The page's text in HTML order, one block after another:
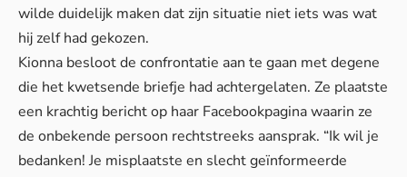
wilde duidelijk maken dat zijn situatie niet iets was wat
hij zelf had gekozen.
Kionna besloot de confrontatie aan te gaan met degene
die het kwetsende briefje had achtergelaten. Ze plaatste
een krachtig bericht op haar Facebookpagina waarin ze
de onbekende persoon rechtstreeks aansprak. “Ik wil je
bedanken! Je misplaatste en slecht geïnformeerde